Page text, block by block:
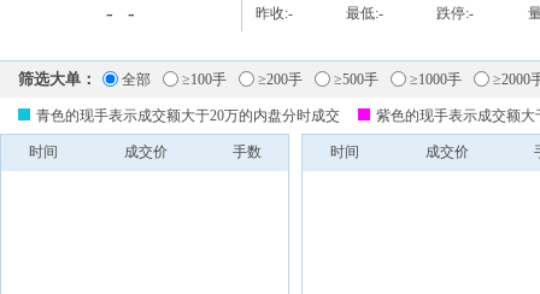
- - 昨收:- 最低:- 跌停:-
筛选大单： 全部 ≥100手 ≥200手 ≥500手 ≥1000手 ≥2000
青色的现手表示成交额大于20万的内盘分时成交 紫色的现手表示成交额
时间 成交价 手数 时间 成交价